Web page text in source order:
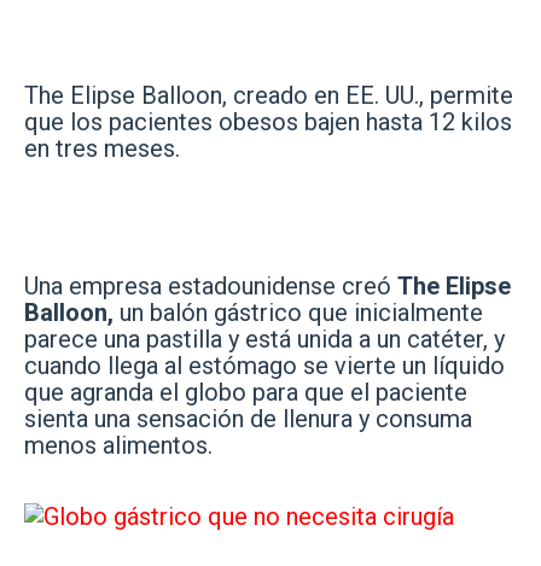
The Elipse Balloon, creado en EE. UU., permite
que los pacientes obesos bajen hasta 12 kilos
en tres meses.
Una empresa estadounidense creó The Elipse
Balloon, un balón gástrico que inicialmente
parece una pastilla y está unida a un catéter, y
cuando llega al estómago se vierte un líquido
que agranda el globo para que el paciente
sienta una sensación de llenura y consuma
menos alimentos.